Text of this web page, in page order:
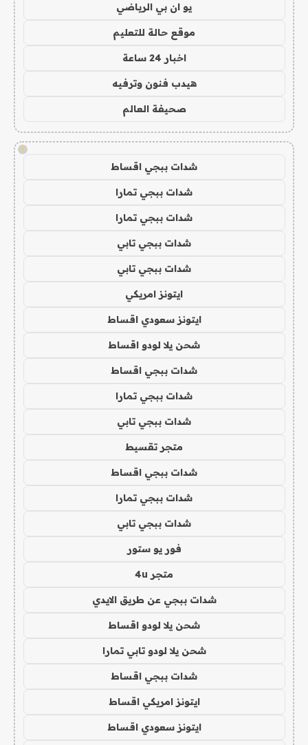
يو ان بي الرياضي
موقع حالة للتعليم
اخبار 24 ساعة
هيدب فنون وترفيه
صحيفة العالم
!
شدات ببجي اقساط
شدات ببجي تمارا
شدات ببجي تمارا
شدات ببجي تابي
شدات ببجي تابي
ايتونز امريكي
ايتونز سعودي اقساط
شحن يلا لودو اقساط
شدات ببجي اقساط
شدات ببجي تمارا
شدات ببجي تابي
متجر تقسيط
شدات ببجي اقساط
شدات ببجي تمارا
شدات ببجي تابي
فور يو ستور
متجر 4u
شدات ببجي عن طريق الايدي
شحن يلا لودو اقساط
شحن يلا لودو تابي تمارا
شدات ببجي اقساط
ايتونز امريكي اقساط
ايتونز سعودي اقساط